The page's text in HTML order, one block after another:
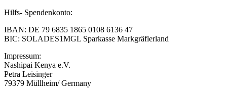
Hilfs- Spendenkonto:
IBAN: DE 79 6835 1865 0108 6136 47
BIC: SOLADES1MGL Sparkasse Markgräflerland
Impressum:
Nashipai Kenya e.V.
Petra Leisinger
79379 Müllheim/ Germany